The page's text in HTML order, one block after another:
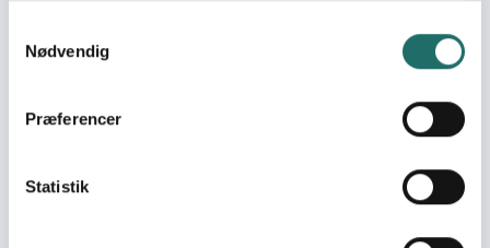
Nødvendig
Præferencer
Statistik
behov i regionen i partnerskab med lokale
civilsamfundsorganisationer, siger sekretariatschef
Hun fortæller, at Naboskabspuljen som
udgangspunkt lukker nu, men at der arbejdes på en
- Vi er i dialog med Udenrigsministeriet omkring